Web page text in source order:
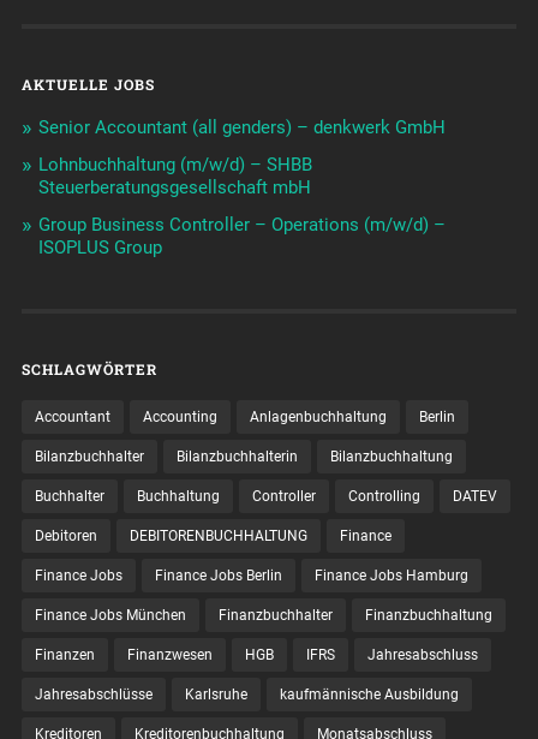
AKTUELLE JOBS
Senior Accountant (all genders) – denkwerk GmbH
Lohnbuchhaltung (m/w/d) – SHBB
Steuerberatungsgesellschaft mbH
Group Business Controller – Operations (m/w/d) –
ISOPLUS Group
SCHLAGWÖRTER
Accountant Accounting Anlagenbuchhaltung Berlin
Bilanzbuchhalter Bilanzbuchhalterin Bilanzbuchhaltung
Buchhalter Buchhaltung Controller Controlling DATEV
Debitoren DEBITORENBUCHHALTUNG Finance
Finance Jobs Finance Jobs Berlin Finance Jobs Hamburg
Finance Jobs München Finanzbuchhalter Finanzbuchhaltung
Finanzen Finanzwesen HGB IFRS Jahresabschluss
Jahresabschlüsse Karlsruhe kaufmännische Ausbildung
Kreditoren Kreditorenbuchhaltung Monatsabschluss